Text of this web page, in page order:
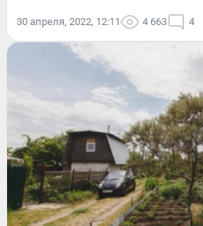
30 апреля, 2022, 12:11 4 663 4